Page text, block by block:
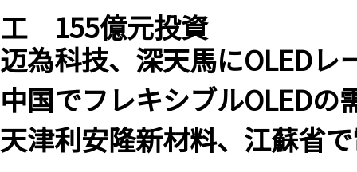
工 155億元投資
迈為科技、深天馬にOLEDレ
中国でフレキシブルOLED
天津利安隆新材料、江蘇省